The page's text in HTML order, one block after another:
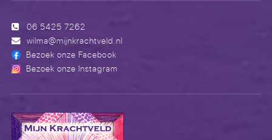
06 5425 7262
wilma@mijnkrachtveld.nl
Bezoek onze Facebook
Bezoek onze Instagram